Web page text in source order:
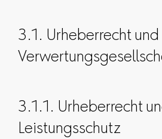
3.1. Urheberrecht und
3.1.1. Urheberrecht
Leistungsschutz